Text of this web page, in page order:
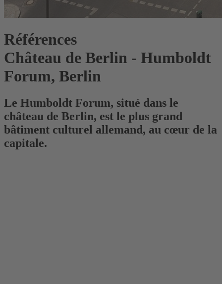
Références
Château de Berlin - Humboldt
Forum, Berlin
Le Humboldt Forum, situé dans le
château de Berlin, est le plus grand
bâtiment culturel allemand, au cœur de la
capitale.